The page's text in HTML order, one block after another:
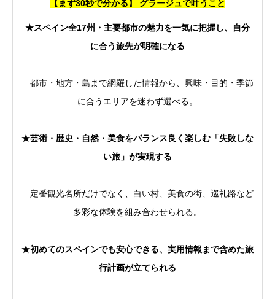
【まず30秒で分かる】 グラージュで叶うこと
★スペイン全17州・主要都市の魅力を一気に把握し、自分
に合う旅先が明確になる
都市・地方・島まで網羅した情報から、興味・目的・季節
に合うエリアを迷わず選べる。
★芸術・歴史・自然・美食をバランス良く楽しむ「失敗しな
い旅」が実現する
定番観光名所だけでなく、白い村、美食の街、巡礼路など
多彩な体験を組み合わせられる。
★初めてのスペインでも安心できる、実用情報まで含めた旅
行計画が立てられる